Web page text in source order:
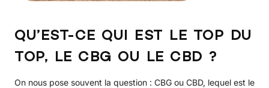
QU’EST-CE QUI EST LE TOP DU
TOP, LE CBG OU LE CBD ?
On nous pose souvent la question : CBG ou CBD, lequel est le